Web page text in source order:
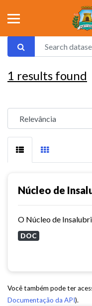
1 results found
Núcleo de
DOC
Você também pode ter
Documentação da API).